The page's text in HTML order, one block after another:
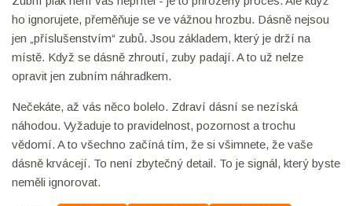
ho ignorujete, přeměňuje se ve vážnou hrozbu. Dásně nejsou
jen „příslušenstvím“ zubů. Jsou základem, který je drží na
místě. Když se dásně zhroutí, zuby padají. A to už nelze
opravit jen zubním náhradkem.
Nečekáte, až vás něco bolelo. Zdraví dásní se nezíská
náhodou. Vyžaduje to pravidelnost, pozornost a trochu
vědomí. A to všechno začíná tím, že si všimnete, že vaše
dásně krvácejí. To není zbytečný detail. To je signál, který byste
neměli ignorovat.